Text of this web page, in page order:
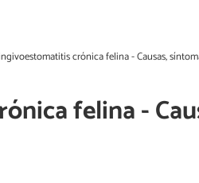
crónica felina - Causas,
felina -